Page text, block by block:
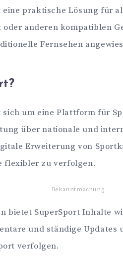
praktische Lösung für
anderen kompatiblen
Fernsehen
sich um eine Plattform für
über nationale und
Erweiterung von
flexibler zu verfolgen.
Bekanntmachung
bietet SuperSport Inhalte
und ständige
verfolgen.